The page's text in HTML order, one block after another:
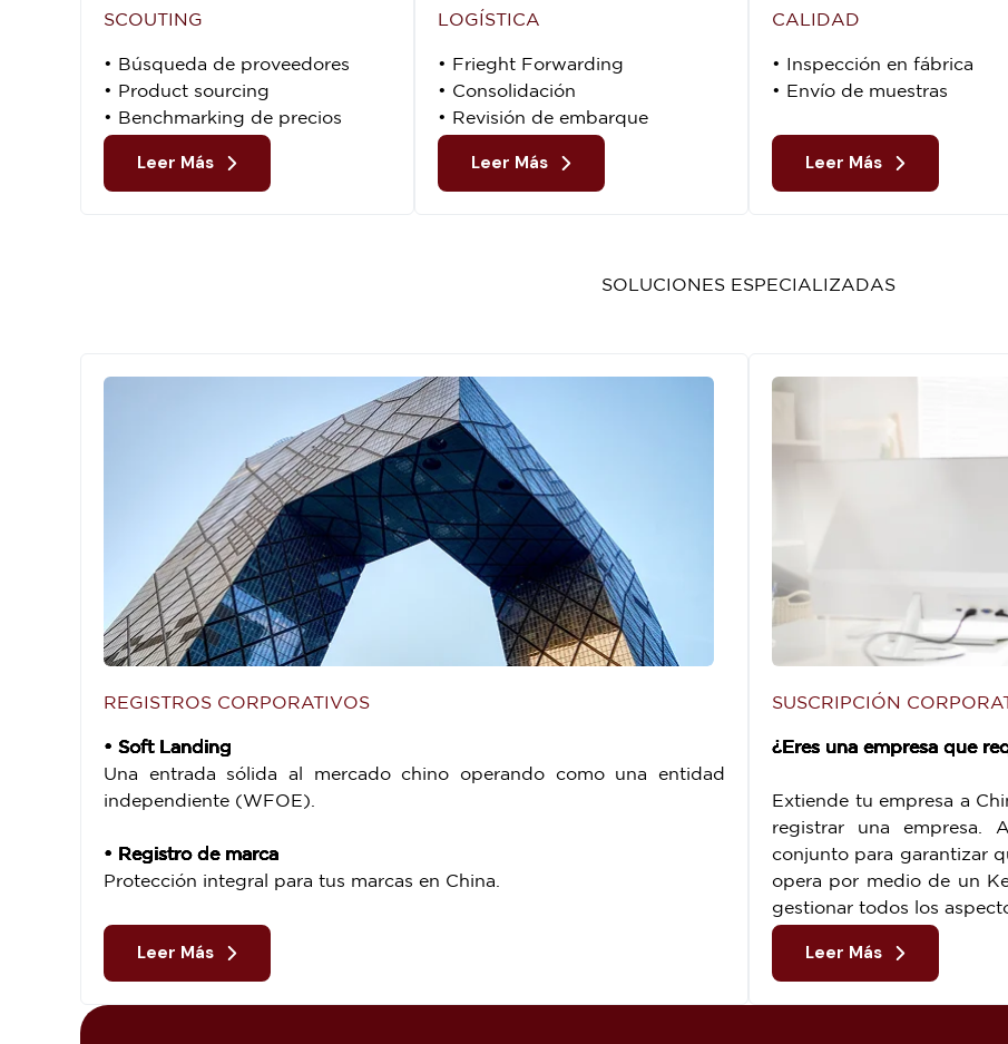
SCOUTING
• Búsqueda de proveedores
• Product sourcing
• Benchmarking de precios
Leer Más
LOGÍSTICA
• Frieght Forwarding
• Consolidación
• Revisión de embarque
Leer Más
CALIDAD
• Inspección en fábrica
• Envío de muestras
Leer Más
SOLUCIONES ESPECIALIZADAS
REGISTROS CORPORATIVOS
• Soft Landing
Una entrada sólida al mercado chino operando como una entidad
independiente (WFOE).
• Registro de marca
Protección integral para tus marcas en China.
Leer Más
SUSCRIPCIÓN
¿Eres una empresa que
Extiende tu empresa a
registrar una empresa.
conjunto para garantizar
opera por medio de un
gestionar todos los
Leer Más